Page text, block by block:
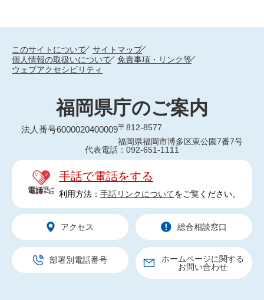
このサイトについて
サイトマップ
個人情報の取扱いについて
免責事項・リンク等
ウェブアクセシビリティ
福岡県庁のご案内
法人番号6000020400009〒812-8577
福岡県福岡市博多区東公園7番7号
代表電話：092-651-1111
手話で電話をする
利用方法： 手話リンクについてをご覧ください。
アクセス 総合相談窓口
部署別電話番号
ホームページに関する
お問い合わせ